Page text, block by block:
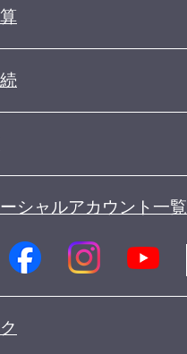
シャルアカウント一覧